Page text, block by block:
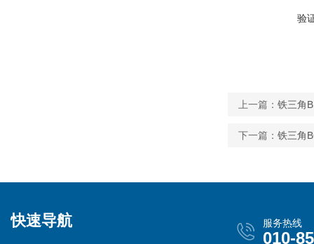
验
上一篇： 铁三角
下一篇： 铁三角
快速导航 服务热线
010-